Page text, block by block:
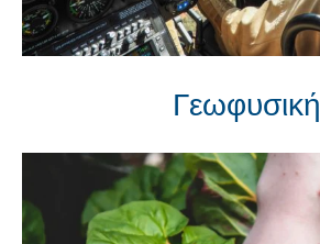
Γεωφυσική